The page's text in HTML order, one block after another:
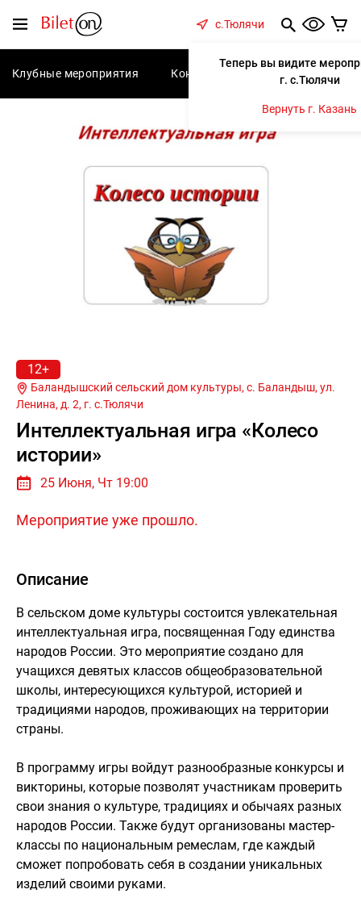
Меню
с.Тюлячи
Теперь вы видите
г. с.Тюлячи
Вернуть г. Казань
Клубные мероприятия Концерты Спектакли
12+
Ленина, д. 2, г. с.Тюлячи
Интеллектуальная игра «Колесо
истории»
25 Июня, Чт 19:00
Мероприятие уже прошло.
Описание
В сельском доме культуры состоится увлекательная
интеллектуальная игра, посвященная Году единства
народов России. Это мероприятие создано для
учащихся девятых классов общеобразовательной
школы, интересующихся культурой, историей и
традициями народов, проживающих на территории
страны.
В программу игры войдут разнообразные конкурсы и
викторины, которые позволят участникам проверить
свои знания о культуре, традициях и обычаях разных
народов России. Также будут организованы мастер-
классы по национальным ремеслам, где каждый
сможет попробовать себя в создании уникальных
изделий своими руками.